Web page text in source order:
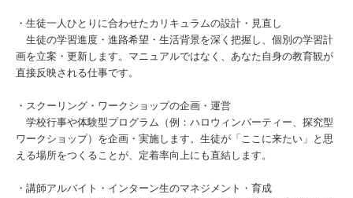
・生徒一人ひとりに合わせたカリキュラムの設計・見直し
生徒の学習進度・進路希望・生活背景を深く把握し、個別の学習計
画を立案・更新します。マニュアルではなく、あなた自身の教育観が
直接反映される仕事です。
・スクーリング・ワークショップの企画・運営
学校行事や体験型プログラム（例：ハロウィンパーティー、探究型
ワークショップ）を企画・実施します。生徒が「ここに来たい」と思
える場所をつくることが、定着率向上にも直結します。
・講師アルバイト・インターン生のマネジメント・育成